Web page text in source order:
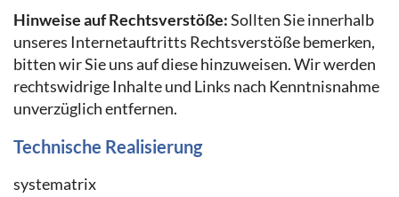
Hinweise auf Rechtsverstöße:Sollten Sie innerhalb
unseres Internetauftritts Rechtsverstöße bemerken,
bitten wir Sie uns auf diese hinzuweisen. Wir werden
rechtswidrige Inhalte und Links nach Kenntnisnahme
unverzüglich entfernen.
Technische Realisierung
systematrix